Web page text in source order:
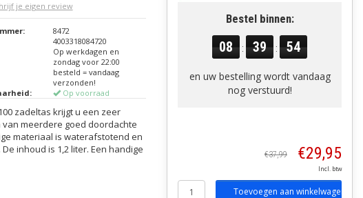
je eigen review
8472
4003318084720
Op werkdagen en
zondag voor 22:00
besteld = vandaag
verzonden!
Op voorraad
zadeltas krijgt u een zeer
meerdere goed doordachte
materiaal is waterafstotend en
inhoud is 1,2 liter. Een handige
Bestel binnen:
08 : 39 : 54
en uw bestelling wordt vandaag
nog verstuurd!
€37,99 €29,95
Incl. btw
Toevoegen aan winkelwagen